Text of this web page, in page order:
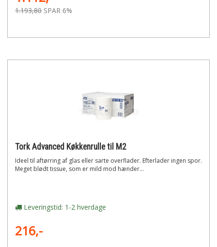
1.193,80 SPAR 6%
Tork Advanced Køkkenrulle til M2
Ideel til aftørring af glas eller sarte overflader. Efterlader ingen spor.
Meget blødt tissue, som er mild mod hænder...
Leveringstid: 1-2 hverdage
216,-